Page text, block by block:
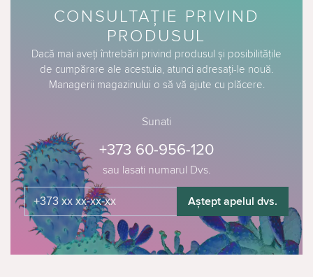
CONSULTAȚIE PRIVIND
PRODUSUL
Dacă mai aveți întrebări privind produsul și posibilitățile
de cumpărare ale acestuia, atunci adresați-le nouă.
Managerii magazinului o să vă ajute cu plăcere.
Sunati
sau lasati numarul Dvs.
+373 60-956-120
Aștept apelul dvs.